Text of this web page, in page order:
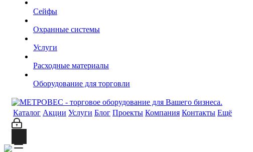
Сейфы
Охранные системы
Услуги
Расходные материалы
Оборудование для торговли
Каталог Акции Услуги Блог Проекты Компания Контакты Ещё